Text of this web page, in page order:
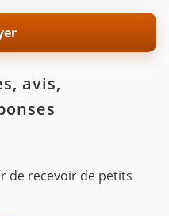
avis,
de recevoir de petits